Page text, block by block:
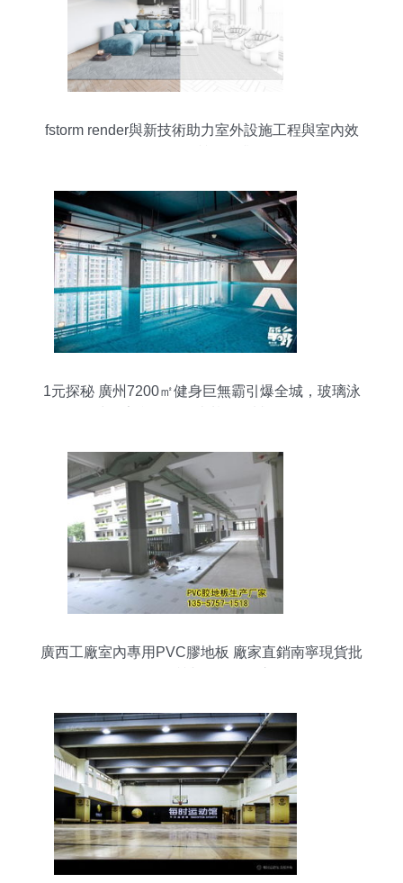
fstorm render與新技術助力室外設施工程與室內效
1元探秘 廣州7200㎡健身巨無霸引爆全城，玻璃泳
廣西工廠室內專用PVC膠地板 廠家直銷南寧現貨批